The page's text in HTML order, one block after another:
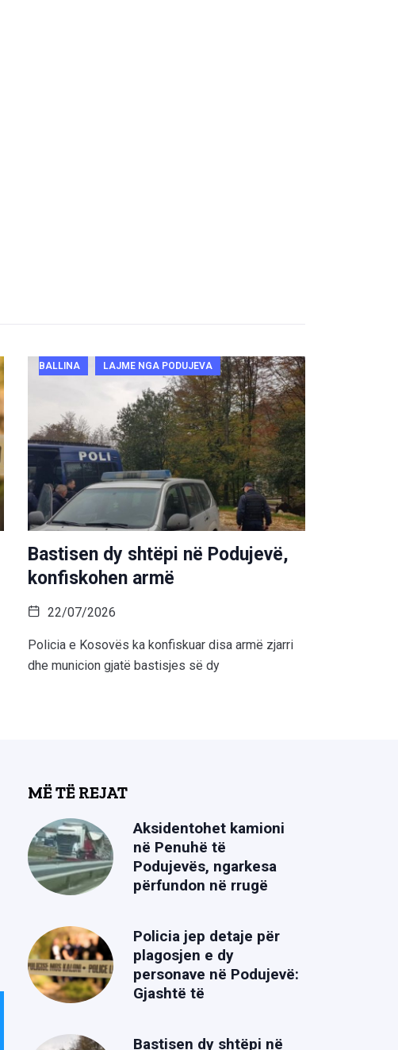
BALLINA LAJME NGA PODUJEVA
Bastisen dy shtëpi në Podujevë,
konfiskohen armë
22/07/2026
Policia e Kosovës ka konfiskuar disa armë zjarri
dhe municion gjatë bastisjes së dy
MË TË REJAT
Aksidentohet kamioni
në Penuhë të
Podujevës, ngarkesa
përfundon në rrugë
Policia jep detaje për
plagosjen e dy
personave në Podujevë:
Gjashtë të
Bastisen dy shtëpi në